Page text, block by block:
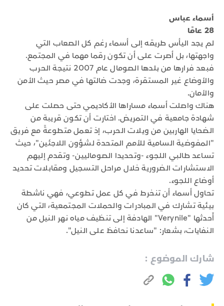
أسماء عباس
28 عامًا
لم يجد اليأس طريقه إلى أسماء رغم كل الصعاب التي
واجهتها، بل أصرت على أن تكون رقما مهما في المجتمع.
فبعد فرارها من بلدها الصومال عام 2007 نتيجة الحرب
والأوضاع غير المستقرة، وجدت ضالتها في مصر حيث الأمن
والأمان.
هناك واصلت أسماء مساراها الأكاديمي حتى حصلت على
شهادة جامعية في التمريض. اختارت أن تكون قريبة من
الضحايا الهاربين من ويلات الحرب، إذ تعمل متطوعةً مع فريق
"المفوضية السامية للأمم المتحدة لشؤون اللاجئين"، حيث
تساعد طالبي اللجوء -وتحديدا الصوماليين- وتقدم إليهم
الاستشارات الضرورية خلال مراحل التسجيل ومقابلات تحديد
أوضاع اللجوء.
تحاول أسماء أن تنخرط في كل عمل تطوعي، فهي ناشطة
بيئية تشارك في المبادرات والحملات المجتمعية، التي كان
أَحدثها "Verynile" الهادفة إلى تنظيف مياه نهر النيل من
النفايات، بشعار: "ساعدنا نحافظ على النيل".
شارك الموضوع :